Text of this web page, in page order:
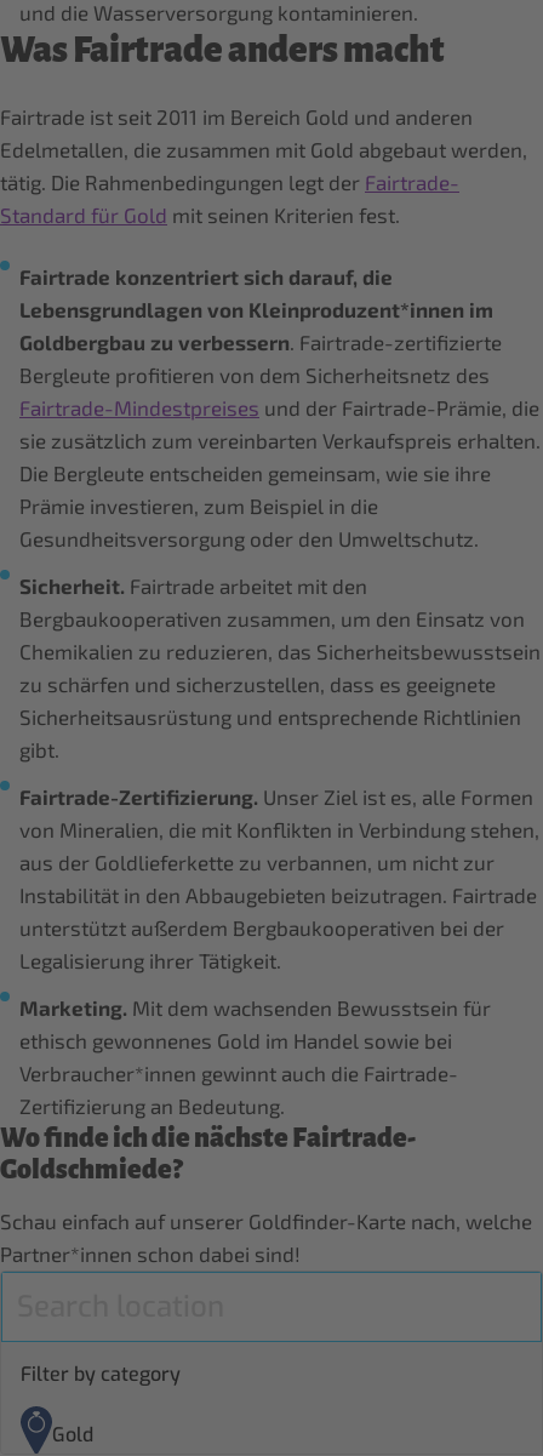
und die Wasserversorgung kontaminieren.
Was Fairtrade anders macht
Fairtrade ist seit 2011 im Bereich Gold und anderen
Edelmetallen, die zusammen mit Gold abgebaut werden,
tätig. Die Rahmenbedingungen legt der Fairtrade-
Standard für Gold mit seinen Kriterien fest.
Fairtrade konzentriert sich darauf, die
Lebensgrundlagen von Kleinproduzent*innen im
Goldbergbau zu verbessern. Fairtrade-zertifizierte
Bergleute profitieren von dem Sicherheitsnetz des
Fairtrade-Mindestpreises und der Fairtrade-Prämie, die
sie zusätzlich zum vereinbarten Verkaufspreis erhalten.
Die Bergleute entscheiden gemeinsam, wie sie ihre
Prämie investieren, zum Beispiel in die
Gesundheitsversorgung oder den Umweltschutz.
Sicherheit. Fairtrade arbeitet mit den
Bergbaukooperativen zusammen, um den Einsatz von
Chemikalien zu reduzieren, das Sicherheitsbewusstsein
zu schärfen und sicherzustellen, dass es geeignete
Sicherheitsausrüstung und entsprechende Richtlinien
gibt.
Fairtrade-Zertifizierung. Unser Ziel ist es, alle Formen
von Mineralien, die mit Konflikten in Verbindung stehen,
aus der Goldlieferkette zu verbannen, um nicht zur
Instabilität in den Abbaugebieten beizutragen. Fairtrade
unterstützt außerdem Bergbaukooperativen bei der
Legalisierung ihrer Tätigkeit.
Marketing. Mit dem wachsenden Bewusstsein für
ethisch gewonnenes Gold im Handel sowie bei
Verbraucher*innen gewinnt auch die Fairtrade-
Zertifizierung an Bedeutung.
Wo finde ich die nächste Fairtrade-
Goldschmiede?
Schau einfach auf unserer Goldfinder-Karte nach, welche
Partner*innen schon dabei sind!